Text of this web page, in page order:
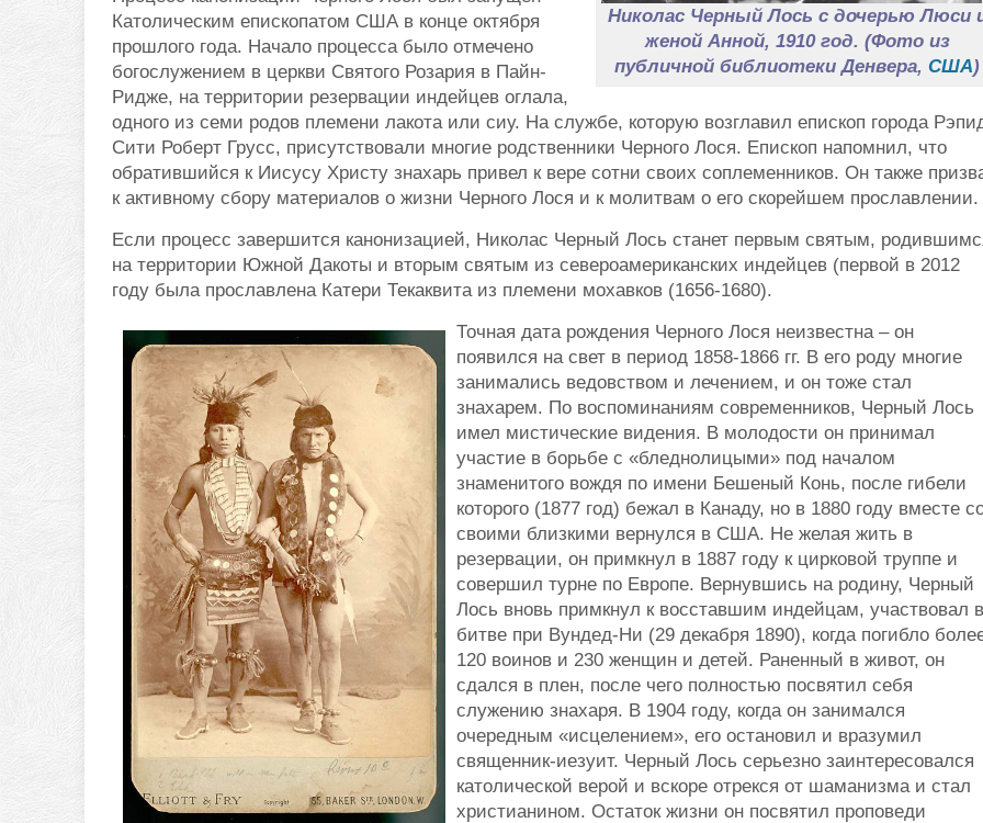
Николас Черный Лось с дочерью Люси
женой Анной, 1910 год. (Фото из
публичной библиотеки Денвера, США)
Католическим епископатом США в конце октября
прошлого года. Начало процесса было отмечено
богослужением в церкви Святого Розария в Пайн-
Ридже, на территории резервации индейцев оглала,
одного из семи родов племени лакота или сиу. На службе, которую возглавил епископ города
Сити Роберт Грусс, присутствовали многие родственники Черного Лося. Епископ напомнил, что
обратившийся к Иисусу Христу знахарь привел к вере сотни своих соплеменников. Он также
к активному сбору материалов о жизни Черного Лося и к молитвам о его скорейшем прославлении.
Если процесс завершится канонизацией, Николас Черный Лось станет первым святым,
на территории Южной Дакоты и вторым святым из североамериканских индейцев (первой в 2012
году была прославлена Катери Текаквита из племени мохавков (1656-1680).
Точная дата рождения Черного Лося неизвестна – он
появился на свет в период 1858-1866 гг. В его роду многие
занимались ведовством и лечением, и он тоже стал
знахарем. По воспоминаниям современников, Черный Лось
имел мистические видения. В молодости он принимал
участие в борьбе с «бледнолицыми» под началом
знаменитого вождя по имени Бешеный Конь, после гибели
которого (1877 год) бежал в Канаду, но в 1880 году вместе
своими близкими вернулся в США. Не желая жить в
резервации, он примкнул в 1887 году к цирковой труппе и
совершил турне по Европе. Вернувшись на родину, Черный
Лось вновь примкнул к восставшим индейцам, участвовал в
битве при Вундед-Ни (29 декабря 1890), когда погибло
120 воинов и 230 женщин и детей. Раненный в живот, он
сдался в плен, после чего полностью посвятил себя
служению знахаря. В 1904 году, когда он занимался
очередным «исцелением», его остановил и вразумил
священник-иезуит. Черный Лось серьезно заинтересовался
католической верой и вскоре отрекся от шаманизма и стал
христианином. Остаток жизни он посвятил проповеди